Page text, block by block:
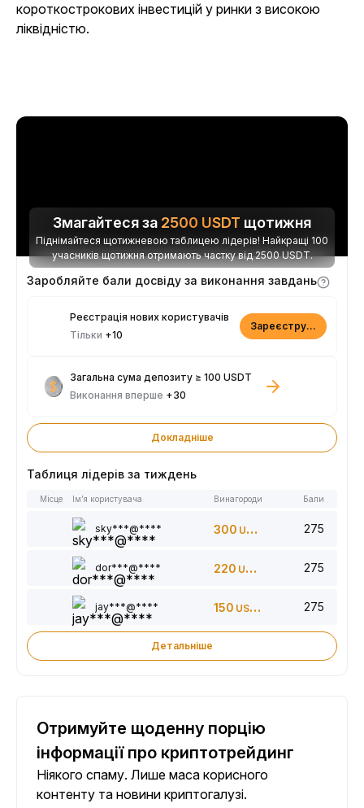
короткострокових інвестицій у ринки з високою
ліквідністю.
Змагайтеся за 2500 USDT щотижня
Піднімайтеся щотижневою таблицею лідерів! Найкращі 100
учасників щотижня отримають частку від 2500 USDT.
Заробляйте бали досвіду за виконання завдань
Реєстрація нових користувачів
Тільки +10
Зареєструватися
Загальна сума депозиту ≥ 100 USDT
Виконання вперше +30
Докладніше
Таблиця лідерів за тиждень
Місце Ім’я користувача Винагороди Бали
sky***@**** 300 USDT 275
dor***@**** 220 USDT 275
jay***@**** 150 USDT 275
Детальніше
Отримуйте щоденну порцію
інформації про криптотрейдинг
Ніякого спаму. Лише маса корисного
контенту та новини криптогалузі.